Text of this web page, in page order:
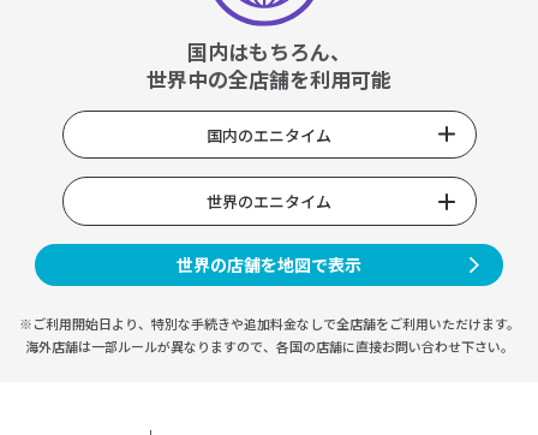
国内はもちろん、
世界中の全店舗を利用可能
国内のエニタイム
世界のエニタイム
世界の店舗を地図で表示
※ご利用開始日より、特別な手続きや追加料金なしで全店舗をご利用いただけます。
海外店舗は一部ルールが異なりますので、 各国の店舗に直接お問い合わせ下さい。